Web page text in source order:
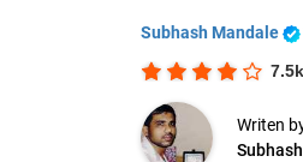
Subhash Mandale
7.5k
Writen